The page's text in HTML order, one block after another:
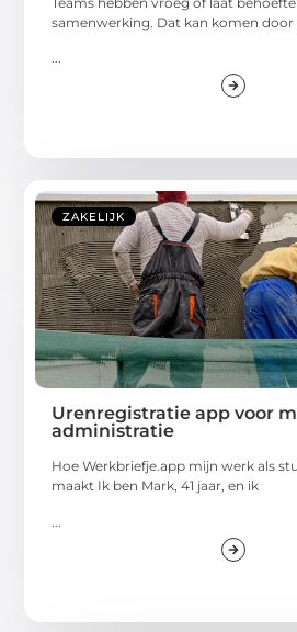
samenwerking. Dat kan komen door
...
ZAKELIJK
Urenregistratie app voor
administratie
Hoe Werkbriefje.app mijn werk als
maakt Ik ben Mark, 41 jaar, en ik